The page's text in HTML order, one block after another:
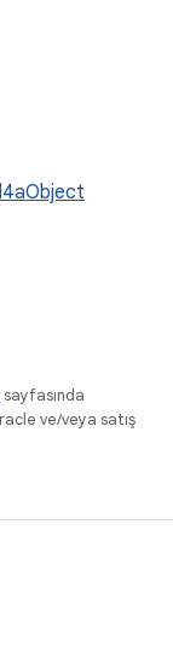
sayfasında
ve/veya satış